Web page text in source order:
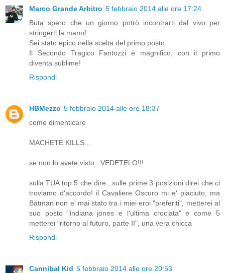
Marco Grande Arbitro 5 febbraio 2014 alle ore 17:24
Buta spero che un giorno potrò incontrarti dal vivo per
stringerti la mano!
Sei stato epico nella scelta del primo posto.
Il Secondo Tragico Fantozzi è magnifico, con il primo
diventa sublime!
Rispondi
HBMezzo 5 febbraio 2014 alle ore 18:37
come dimenticare
MACHETE KILLS...
se non lo avete visto...VEDETELO!!!
sulla TUA top 5 che dire...sulle prime 3 posizioni direi che ci
troviamo d'accordo! il Cavaliere Oscuro mi e' piaciuto, ma
Batman non e' mai stato tra i miei eroi "preferiti", metterei al
suo posto "indiana jones e l'ultima crociata" e come 5
metterei "ritorno al futuro, parte II", una vera chicca
Rispondi
Cannibal Kid 5 febbraio 2014 alle ore 20:53